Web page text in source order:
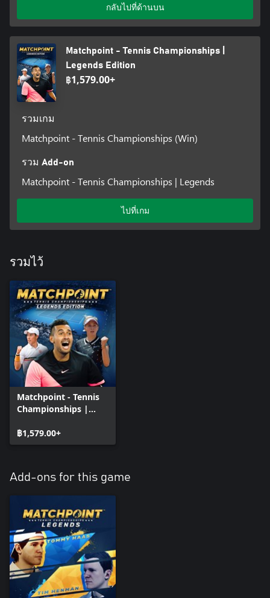
arenas of play and adapt your game to grass, clay and hard
courts.
fiercest rallies on film and study the outcomes to improve your
game.
กลับไปที่ด้านบน
Matchpoint - Tennis Championships |
Legends Edition
฿1,579.00+
รวมเกม
Matchpoint - Tennis Championships (Win)
รวม Add-on
Matchpoint - Tennis Championships | Legends
ไปที่เกม
รวมไว้
Matchpoint - Tennis
Championships |
฿1,579.00+
Add-ons for this game